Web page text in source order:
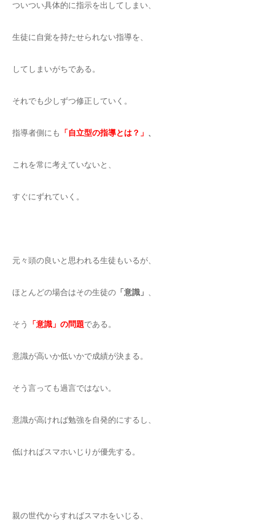
ついつい具体的に指示を出してしまい、
生徒に自覚を持たせられない指導を、
してしまいがちである。
それでも少しずつ修正していく。
指導者側にも 「自立型の指導とは？」 、
これを常に考えていないと、
すぐにずれていく。
元々頭の良いと思われる生徒もいるが、
ほとんどの場合はその生徒の 「意識」 、
そう 「意識」の問題である。
意識が高いか低いかで成績が決まる。
そう言っても過言ではない。
意識が高ければ勉強を自発的にするし、
低ければスマホいじりが優先する。
親の世代からすればスマホをいじる、